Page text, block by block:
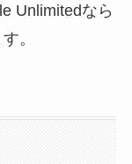
Unlimitedなら
。